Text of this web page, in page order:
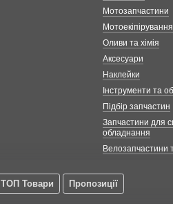
Мотозапчастини
Мотоекіпірування
Оливи та хімія
Аксесуари
Наклейки
Інструменти та
Підбір запчастин
Запчастини для
обладнання
Велозапчастини
ТОП Товари Пропозиції